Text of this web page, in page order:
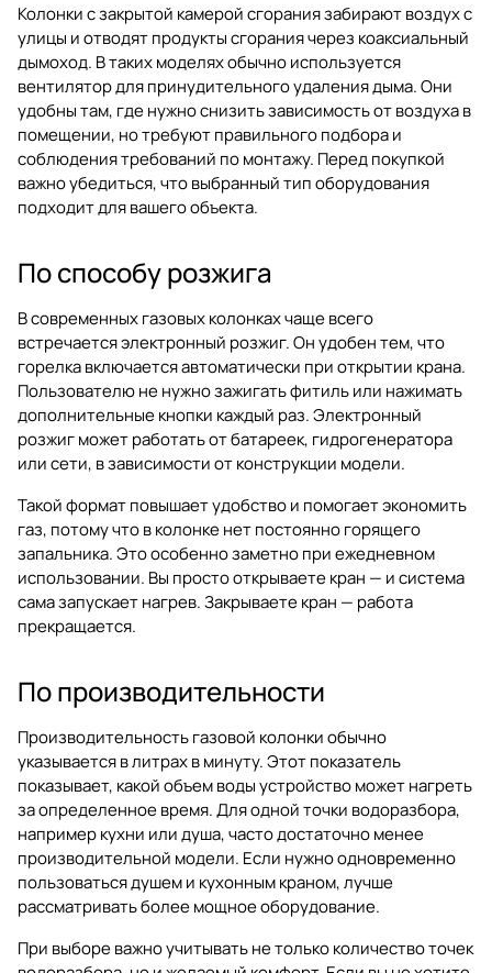
Колонки с закрытой камерой сгорания забирают воздух с
улицы и отводят продукты сгорания через коаксиальный
дымоход. В таких моделях обычно используется
вентилятор для принудительного удаления дыма. Они
удобны там, где нужно снизить зависимость от воздуха в
помещении, но требуют правильного подбора и
соблюдения требований по монтажу. Перед покупкой
важно убедиться, что выбранный тип оборудования
подходит для вашего объекта.
По способу розжига
В современных газовых колонках чаще всего
встречается электронный розжиг. Он удобен тем, что
горелка включается автоматически при открытии крана.
Пользователю не нужно зажигать фитиль или нажимать
дополнительные кнопки каждый раз. Электронный
розжиг может работать от батареек, гидрогенератора
или сети, в зависимости от конструкции модели.
Такой формат повышает удобство и помогает экономить
газ, потому что в колонке нет постоянно горящего
запальника. Это особенно заметно при ежедневном
использовании. Вы просто открываете кран — и система
сама запускает нагрев. Закрываете кран — работа
прекращается.
По производительности
Производительность газовой колонки обычно
указывается в литрах в минуту. Этот показатель
показывает, какой объем воды устройство может нагреть
за определенное время. Для одной точки водоразбора,
например кухни или душа, часто достаточно менее
производительной модели. Если нужно одновременно
пользоваться душем и кухонным краном, лучше
рассматривать более мощное оборудование.
При выборе важно учитывать не только количество точек